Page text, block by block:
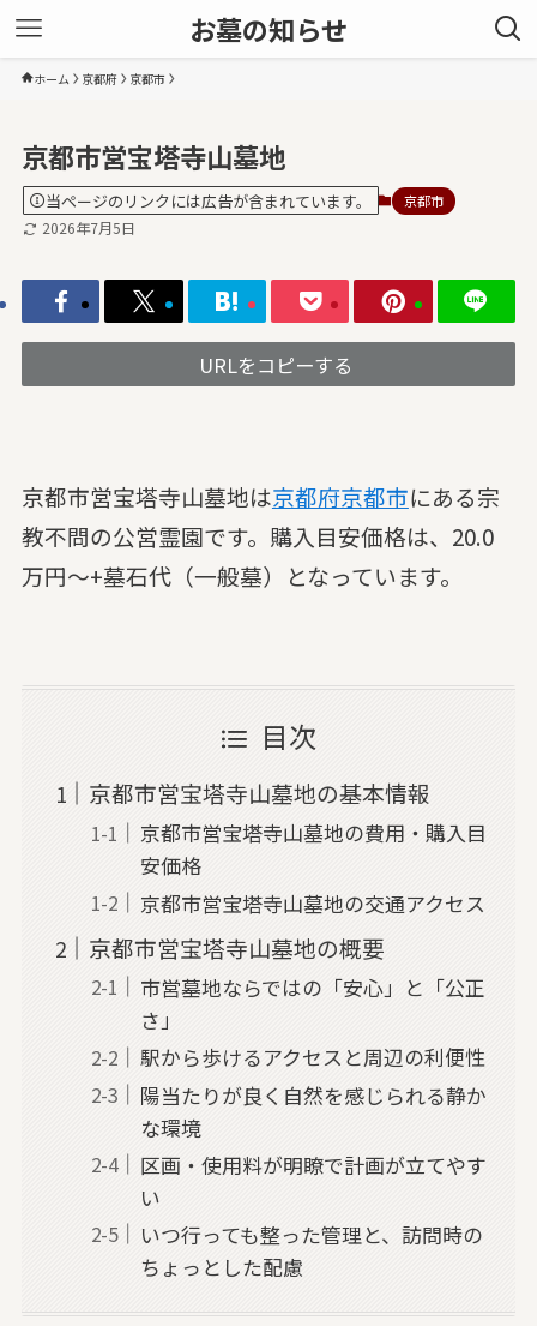
お墓の知らせ
ホーム 京都府 京都市
京都市営宝塔寺山墓地
当ページのリンクには広告が含まれています。 京都市
2026年7月5日
URLをコピーする
京都市営宝塔寺山墓地は京都府京都市にある宗
教不問の公営霊園です。購入目安価格は、20.0
万円～+墓石代（一般墓）となっています。
目次
京都市営宝塔寺山墓地の基本情報
京都市営宝塔寺山墓地の費用・購入目
安価格
京都市営宝塔寺山墓地の交通アクセス
京都市営宝塔寺山墓地の概要
市営墓地ならではの「安心」と「公正
さ」
駅から歩けるアクセスと周辺の利便性
陽当たりが良く自然を感じられる静か
な環境
区画・使用料が明瞭で計画が立てやす
い
いつ行っても整った管理と、訪問時の
ちょっとした配慮